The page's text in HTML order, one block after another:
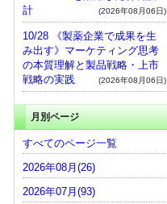
計
(2026年08月06日)
10/28 《製薬企業で成果を生
み出す》マーケティング思考
の本質理解と製品戦略・上市
戦略の実践
(2026年08月06日)
月別ページ
すべてのページ一覧
2026年08月(26)
2026年07月(93)